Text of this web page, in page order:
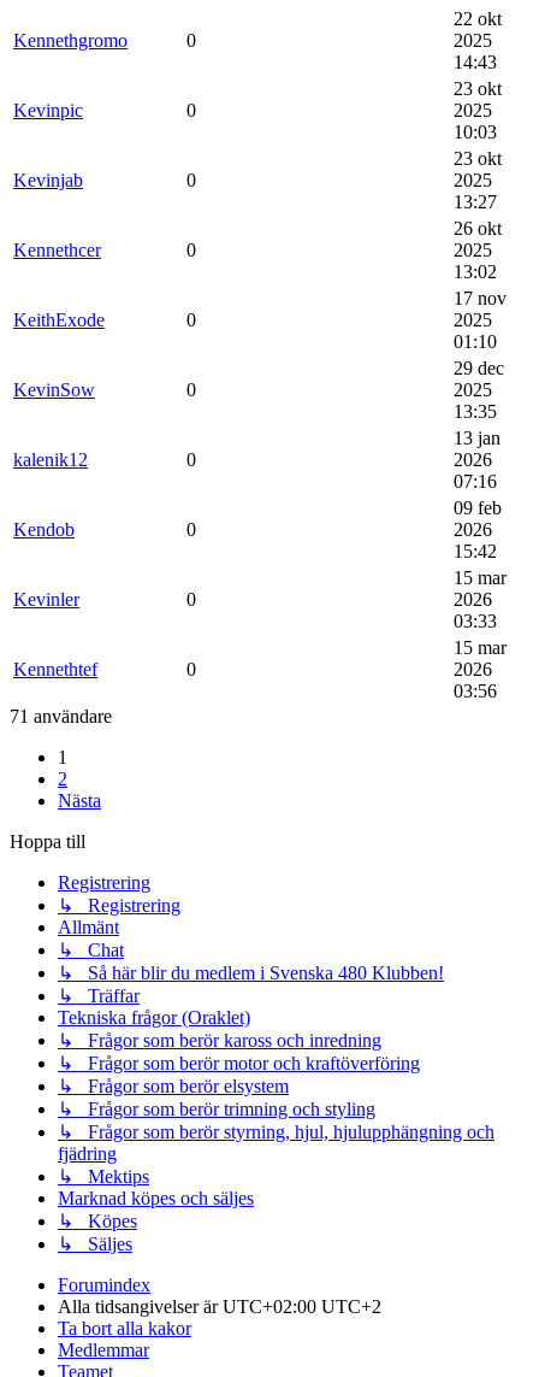
Kennethgromo 0
22 okt
2025
14:43
Kevinpic 0
23 okt
2025
10:03
Kevinjab 0
23 okt
2025
13:27
Kennethcer 0
26 okt
2025
13:02
KeithExode 0
17 nov
2025
01:10
KevinSow 0
29 dec
2025
13:35
kalenik12 0
13 jan
2026
07:16
Kendob 0
09 feb
2026
15:42
Kevinler 0
15 mar
2026
03:33
Kennethtef 0
15 mar
2026
03:56
71 användare
1
2
Nästa
Hoppa till
Registrering
↳ Registrering
Allmänt
↳ Chat
↳ Så här blir du medlem i Svenska 480 Klubben!
↳ Träffar
Tekniska frågor (Oraklet)
↳ Frågor som berör kaross och inredning
↳ Frågor som berör motor och kraftöverföring
↳ Frågor som berör elsystem
↳ Frågor som berör trimning och styling
↳ Frågor som berör styrning, hjul, hjulupphängning och
fjädring
↳ Mektips
Marknad köpes och säljes
↳ Köpes
↳ Säljes
Forumindex
Alla tidsangivelser är UTC+02:00 UTC+2
Ta bort alla kakor
Medlemmar
Teamet